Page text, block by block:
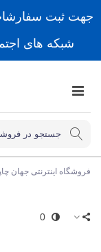
جهت ثبت
شبکه های
فروشگاه اینترنتی جهان
0